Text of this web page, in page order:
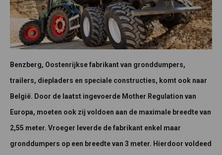
Benzberg, Oostenrijkse fabrikant van gronddumpers,
trailers, diepladers en speciale constructies, komt ook naar
België. Door de laatst ingevoerde Mother Regulation van
Europa, moeten ook zij voldoen aan de maximale breedte van
2,55 meter. Vroeger leverde de fabrikant enkel maar
gronddumpers op een breedte van 3 meter. Hierdoor voldeed